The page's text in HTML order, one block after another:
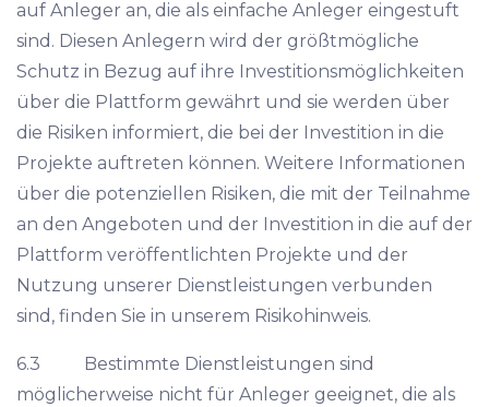
auf Anleger an, die als einfache Anleger eingestuft
sind. Diesen Anlegern wird der größtmögliche
Schutz in Bezug auf ihre Investitionsmöglichkeiten
über die Plattform gewährt und sie werden über
die Risiken informiert, die bei der Investition in die
Projekte auftreten können. Weitere Informationen
über die potenziellen Risiken, die mit der Teilnahme
an den Angeboten und der Investition in die auf der
Plattform veröffentlichten Projekte und der
Nutzung unserer Dienstleistungen verbunden
sind, finden Sie in unserem Risikohinweis.
6.3 Bestimmte Dienstleistungen sind
möglicherweise nicht für Anleger geeignet, die als